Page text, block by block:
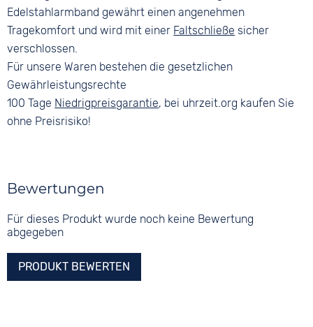
Edelstahlarmband gewährt einen angenehmen
Tragekomfort und wird mit einer Faltschließe sicher
verschlossen.
Für unsere Waren bestehen die gesetzlichen
Gewährleistungsrechte
100 Tage Niedrigpreisgarantie, bei uhrzeit.org kaufen Sie
ohne Preisrisiko!
Bewertungen
Für dieses Produkt wurde noch keine Bewertung
abgegeben
PRODUKT BEWERTEN